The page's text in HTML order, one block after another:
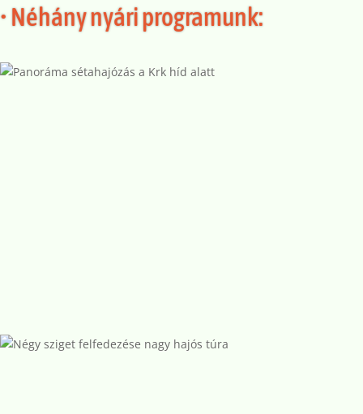
• Néhány nyári programunk: